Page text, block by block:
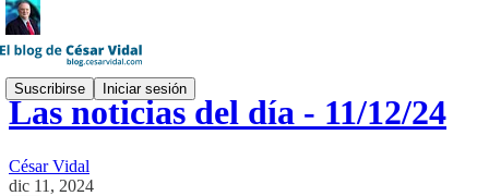
Suscribirse Iniciar sesión
Las noticias del día - 11/12/24
César Vidal
dic 11, 2024